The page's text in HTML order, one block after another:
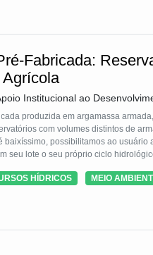
Fabricada:
Institucional ao
produzida em argamassa
com volumes distintos de
baixíssimo, possibilitamos ao
seu lote o seu próprio ciclo
HÍDRICOS MEIO